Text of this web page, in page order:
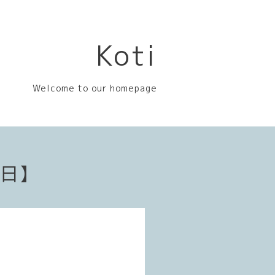
Koti
Welcome to our homepage
】